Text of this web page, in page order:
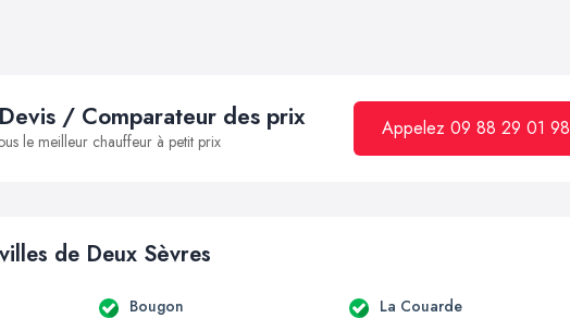
/ Comparateur des prix
le meilleur chauffeur à petit prix
Appelez 09 88 29 01 98
de Deux Sèvres
Bougon La Couarde